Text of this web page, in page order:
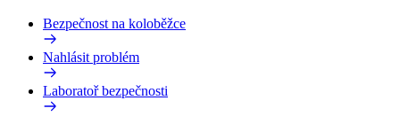
Bezpečnost na koloběžce
Nahlásit problém
Laboratoř bezpečnosti